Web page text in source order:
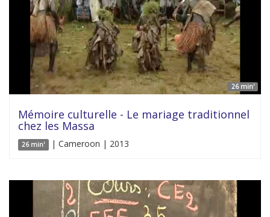
26 min'
Mémoire culturelle - Le mariage traditionnel
chez les Massa
26 min' | Cameroon | 2013